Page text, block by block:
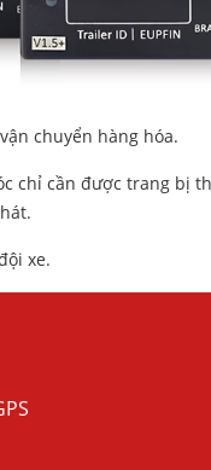
chuyển hàng hóa.
chỉ cần được trang bị
xe.